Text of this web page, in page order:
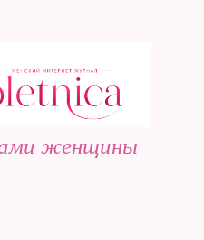
женщины